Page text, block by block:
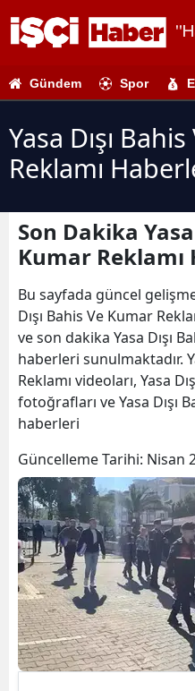
Gündem Spor
Yasa Dışı
Reklamı
Son Dakika Yasa
Kumar
Bu sayfada güncel
Dışı Bahis Ve Kumar
ve son dakika Yasa Dışı
haberleri sunulmaktadır.
Reklamı videoları, Yasa
fotoğrafları ve Yasa Dışı
haberleri
Güncelleme Tarihi: Nisan